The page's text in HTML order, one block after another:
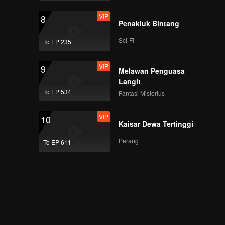
8
To EP 235
VIP
Penakluk Bintang
Sci-Fi
9
To EP 534
VIP
Melawan Penguasa
Langit
Fantasi Misterius
10
To EP 611
VIP
Kaisar Dewa Tertinggi
Perang